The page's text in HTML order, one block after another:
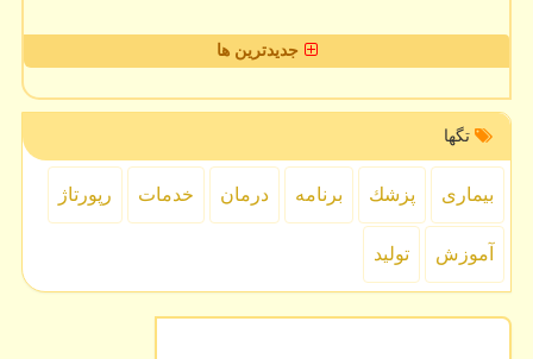
جدیدترین ها
تگها
بیماری پزشك برنامه درمان خدمات رپورتاژ
آموزش تولید